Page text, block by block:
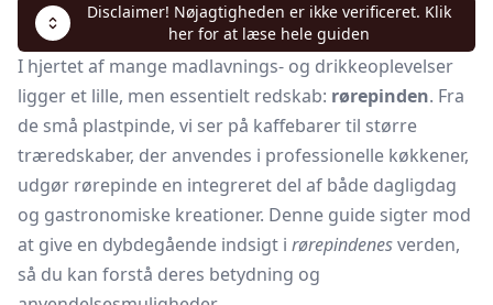
Disclaimer! Nøjagtigheden er ikke verificeret. Klik
her for at læse hele guiden
I hjertet af mange madlavnings- og drikkeoplevelser
ligger et lille, men essentielt redskab: rørepinden. Fra
de små plastpinde, vi ser på kaffebarer til større
træredskaber, der anvendes i professionelle køkkener,
udgør rørepinde en integreret del af både dagligdag
og gastronomiske kreationer. Denne guide sigter mod
at give en dybdegående indsigt i rørepindenesverden,
så du kan forstå deres betydning og